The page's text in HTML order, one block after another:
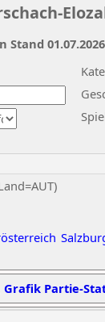
Stand
Grafik Partie-